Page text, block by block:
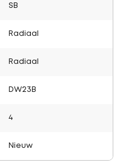
SB
Radiaal
Radiaal
DW23B
4
Nieuw